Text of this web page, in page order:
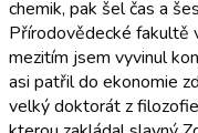
chemik, pak šel čas a
Přírodovědecké fakultě
mezitím jsem vyvinul
asi patřil do ekonomie
velký doktorát z